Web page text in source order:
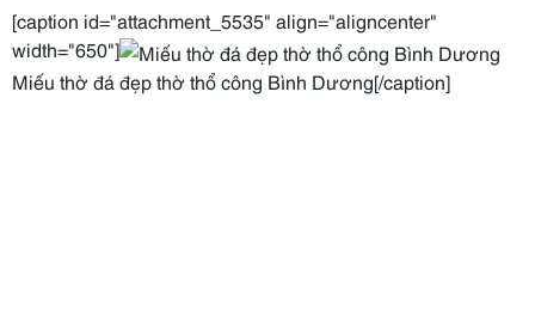
[caption id="attachment_5535" align="aligncenter"
width="650"]
Miếu thờ đá đẹp thờ thổ công Bình Dương[/caption]